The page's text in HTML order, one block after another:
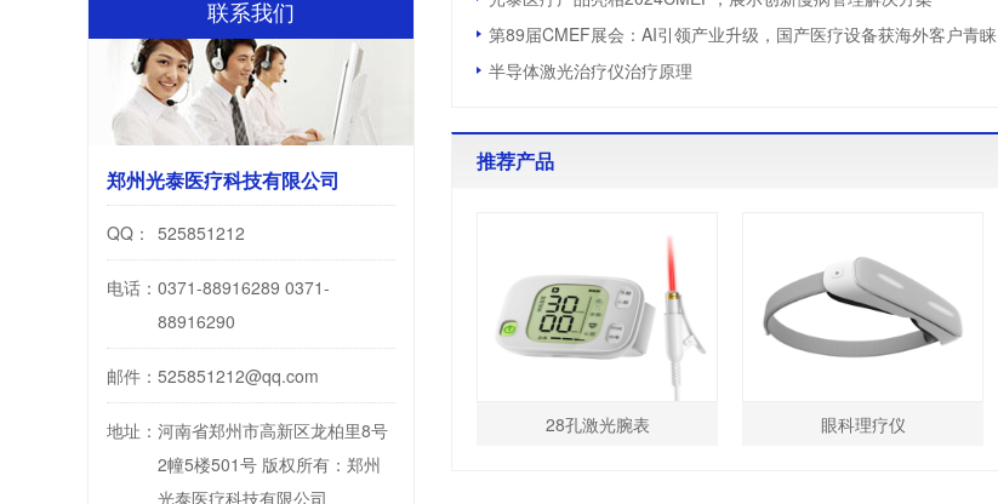
第89届CMEF展会：AI引领产业升级，国产医疗设备获海外客户青睐
半导体激光治疗仪治疗原理
推荐产品
28孔激光腕表 眼科理疗仪
联系我们
郑州光泰医疗科技有限公司
QQ： 525851212
电话： 0371-88916289 0371-
88916290
邮件： 525851212@qq.com
地址： 河南省郑州市高新区龙柏里8号
2幢5楼501号 版权所有：郑州
光泰医疗科技有限公司